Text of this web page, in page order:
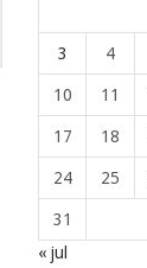
3 4
10 11
17 18
24 25
31
« jul